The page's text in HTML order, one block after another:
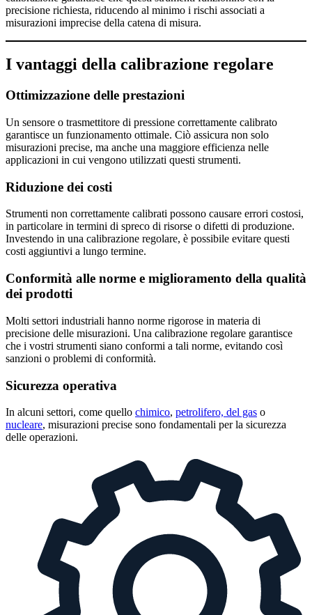
precisione richiesta, riducendo al minimo i rischi associati a
misurazioni imprecise della catena di misura.
I vantaggi della calibrazione regolare
Ottimizzazione delle prestazioni
Un sensore o trasmettitore di pressione correttamente calibrato
garantisce un funzionamento ottimale. Ciò assicura non solo
misurazioni precise, ma anche una maggiore efficienza nelle
applicazioni in cui vengono utilizzati questi strumenti.
Riduzione dei costi
Strumenti non correttamente calibrati possono causare errori costosi,
in particolare in termini di spreco di risorse o difetti di produzione.
Investendo in una calibrazione regolare, è possibile evitare questi
costi aggiuntivi a lungo termine.
Conformità alle norme e miglioramento della qualità
dei prodotti
Molti settori industriali hanno norme rigorose in materia di
precisione delle misurazioni. Una calibrazione regolare garantisce
che i vostri strumenti siano conformi a tali norme, evitando così
sanzioni o problemi di conformità.
Sicurezza operativa
In alcuni settori, come quello chimico, petrolifero, del gas o
nucleare, misurazioni precise sono fondamentali per la sicurezza
delle operazioni.